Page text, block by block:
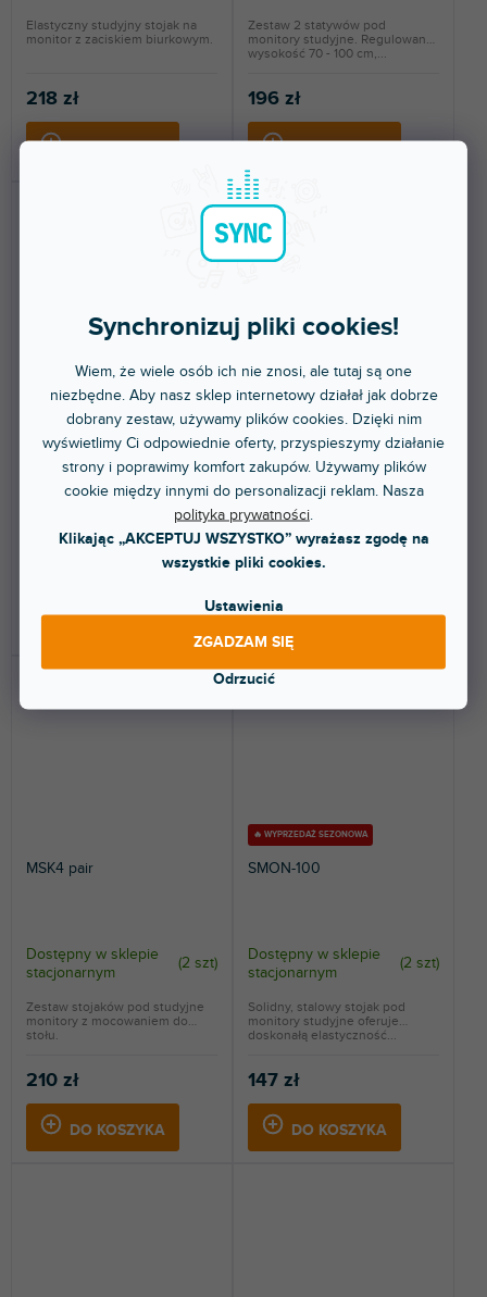
Synchronizuj pliki cookies!
Wiem, że wiele osób ich nie znosi, ale tutaj są one
niezbędne. Aby nasz sklep internetowy działał jak dobrze
dobrany zestaw, używamy plików cookies. Dzięki nim
wyświetlimy Ci odpowiednie oferty, przyspieszymy działanie
strony i poprawimy komfort zakupów. Używamy plików
cookie między innymi do personalizacji reklam. Nasza
polityka prywatności
Klikając „AKCEPTUJ WSZYSTKO” wyrażasz zgodę na
wszystkie pliki cookies.
Ustawienia
Odrzucić
ZGADZAM SIĘ
218 zł
Elastyczny studyjny stojak na
monitor z zaciskiem biurkowym.
196 zł
Zestaw 2 statywów pod
monitory studyjne. Regulowana
wysokość 70 - 100 cm,...
Dostępny w sklepie
stacjonarnym
Zestaw 2 profesjonalnych
stojaków pod monitory studyjne.
Dostępny w sklepie
stacjonarnym
243 zł
Zestaw dwóch stojaków pod
monitory studyjne. Uniwersalne,
regulowane i...
MSK4 pair
Dostępny w sklepie
stacjonarnym
(2 szt)
210 zł
DO KOSZYKA
Zestaw stojaków pod studyjne
monitory z mocowaniem do
stołu.
🔥 WYPRZEDAŻ SEZONOWA
SMON-100
Dostępny w sklepie
stacjonarnym
(2 szt)
147 zł
DO KOSZYKA
Solidny, stalowy stojak pod
monitory studyjne oferuje
doskonałą elastyczność...